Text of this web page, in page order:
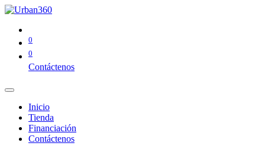
0
0
Contáctenos
Inicio
Tienda
Financiación
Contáctenos